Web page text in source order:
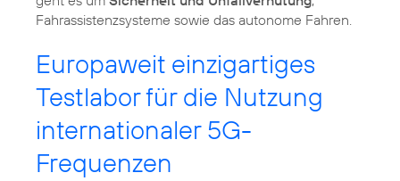
Fahrassistenzsysteme sowie das autonome Fahren.
Europaweit einzigartiges
Testlabor für die Nutzung
internationaler 5G-
Frequenzen